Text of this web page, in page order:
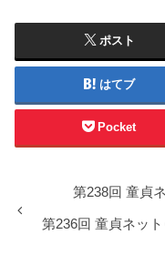
ポスト
はてブ
Pocket
第238回 童貞
第236回 童貞ネッ